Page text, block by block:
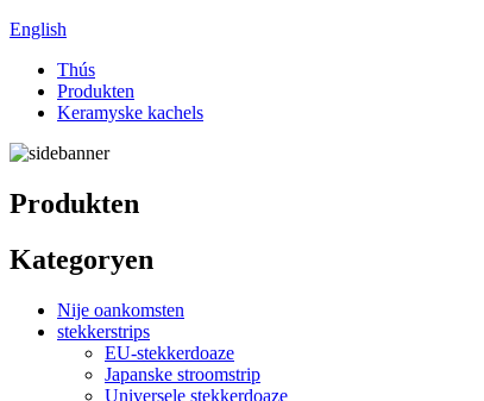
English
Thús
Produkten
Keramyske kachels
Produkten
Kategoryen
Nije oankomsten
stekkerstrips
EU-stekkerdoaze
Japanske stroomstrip
Universele stekkerdoaze